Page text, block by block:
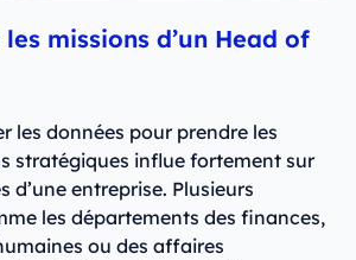
missions d’un Head of
les données pour prendre les
stratégiques influe fortement sur
d’une entreprise. Plusieurs
les départements des finances,
ou des affaires